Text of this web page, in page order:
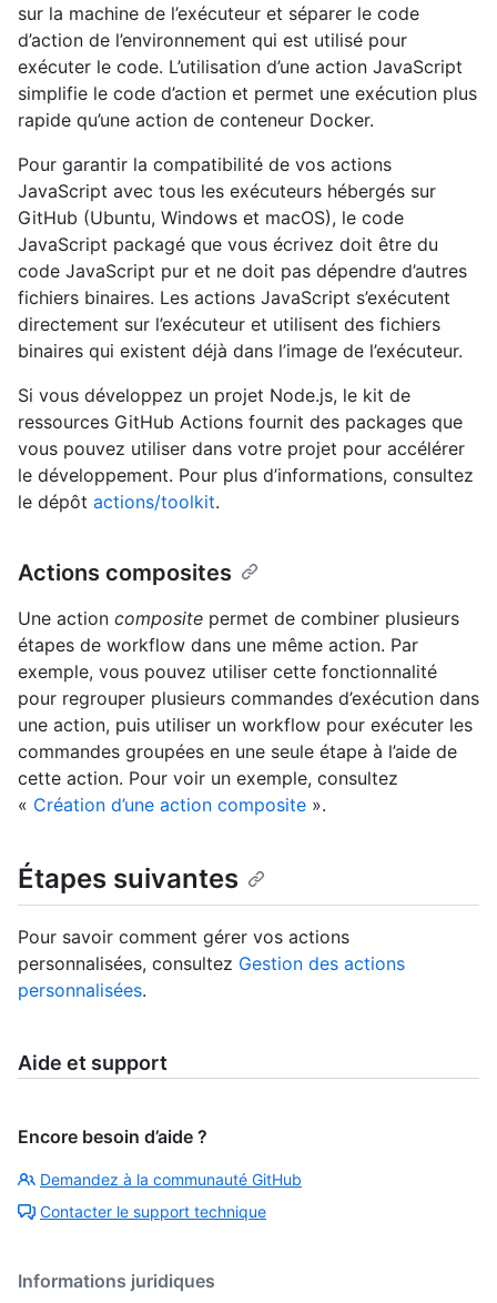
sur la machine de l’exécuteur et séparer le code
d’action de l’environnement qui est utilisé pour
exécuter le code. L’utilisation d’une action JavaScript
simplifie le code d’action et permet une exécution plus
rapide qu’une action de conteneur Docker.
Pour garantir la compatibilité de vos actions
JavaScript avec tous les exécuteurs hébergés sur
GitHub (Ubuntu, Windows et macOS), le code
JavaScript packagé que vous écrivez doit être du
code JavaScript pur et ne doit pas dépendre d’autres
fichiers binaires. Les actions JavaScript s’exécutent
directement sur l’exécuteur et utilisent des fichiers
binaires qui existent déjà dans l’image de l’exécuteur.
Si vous développez un projet Node.js, le kit de
ressources GitHub Actions fournit des packages que
vous pouvez utiliser dans votre projet pour accélérer
le développement. Pour plus d’informations, consultez
le dépôt actions/toolkit.
Actions composites
Une action composite permet de combiner plusieurs
étapes de workflow dans une même action. Par
exemple, vous pouvez utiliser cette fonctionnalité
pour regrouper plusieurs commandes d’exécution dans
une action, puis utiliser un workflow pour exécuter les
commandes groupées en une seule étape à l’aide de
cette action. Pour voir un exemple, consultez
« Création d’une action composite ».
Étapes suivantes
Pour savoir comment gérer vos actions
personnalisées, consultez Gestion des actions
personnalisées.
Aide et support
Encore besoin d’aide ?
Demandez à la communauté GitHub
Contacter le support technique
Informations juridiques